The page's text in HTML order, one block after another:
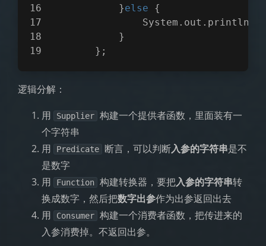
            }
else {
            }
        };
逻辑分解：
用
Supplier 构建一个提供者函数，里面装有一
个字符串
用
Predicate 断言，可以判断入参的字符串是不
是数字
用
Function 构建转换器，要把入参的字符串转
换成数字，然后把数字出参作为出参返回出去
用
Consumer 构建一个消费者函数，把传进来的
入参消费掉。不返回出参。